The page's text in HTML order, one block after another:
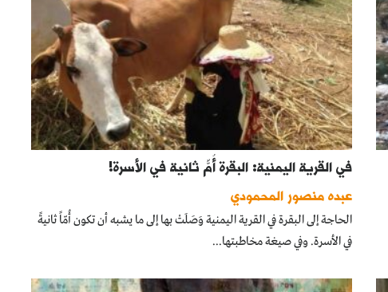
في القرية اليمنية: البقرة أُمٌّ ثانية في الأسرة!
عبده منصور المحمودي
الحاجة إلى البقرة في القرية اليمنية وَصَلَتْ بها إلى ما يشبه أن تكون أُمّاً ثانيةً
في الأسرة. وفي صيغة مخاطبتها...